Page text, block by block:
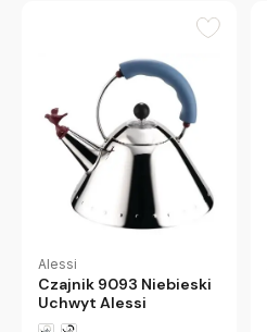
Alessi
Czajnik 9093 Niebieski
Uchwyt Alessi